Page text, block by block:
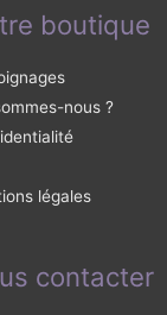
boutique
nous ?
légales
contacter